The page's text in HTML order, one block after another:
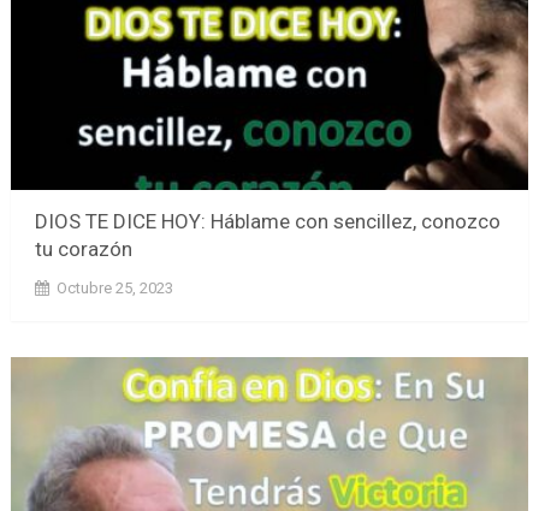
DIOS TE DICE HOY: Háblame con sencillez, conozco
tu corazón
Octubre 25, 2023